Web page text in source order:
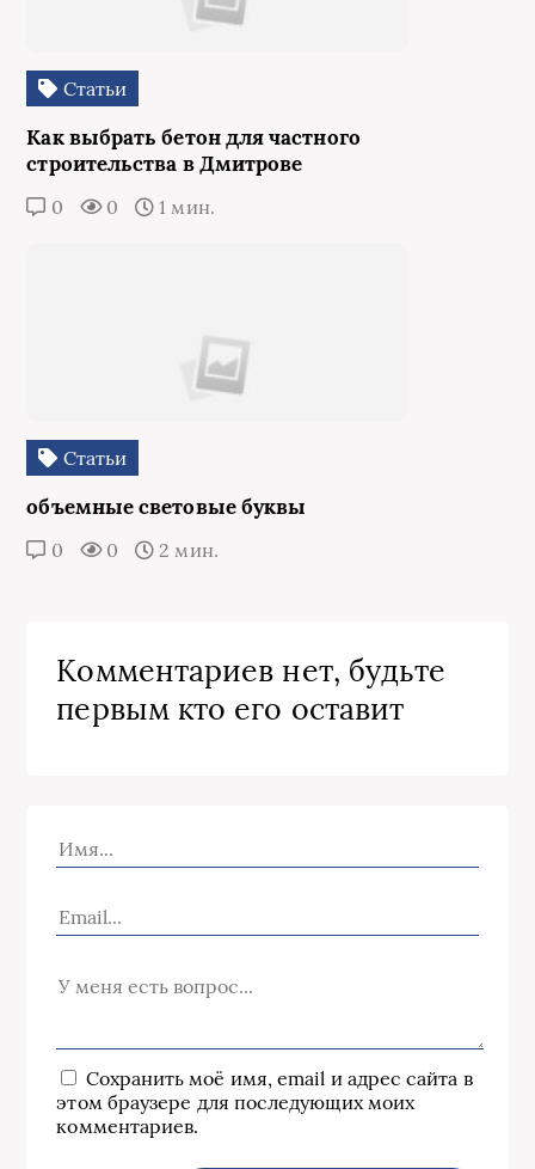
Статьи
Как выбрать бетон для частного
строительства в Дмитрове
0 0 1 мин.
Статьи
объемные световые буквы
0 0 2 мин.
Комментариев нет, будьте
первым кто его оставит
Сохранить моё имя, email и адрес сайта в
этом браузере для последующих моих
комментариев.